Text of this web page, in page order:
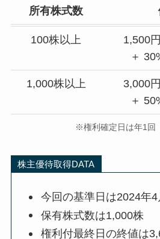
所有株式数
100株以上
1,500
＋
1,000株以上
3,000
＋
※権利確定日は年1回
株主優待取得DATA
今回の基準日は2024年4
保有株式数は1,000株
権利付最終日の終値は